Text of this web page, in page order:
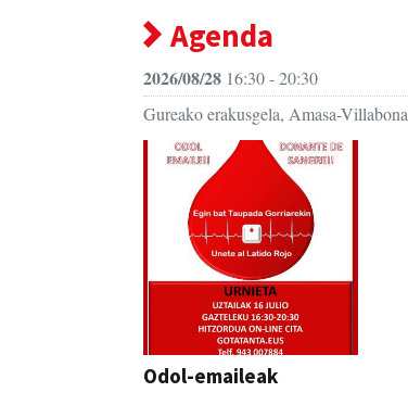
Agenda
2026/08/28 16:30 - 20:30
Gureako erakusgela, Amasa-Villabona
Odol-emaileak